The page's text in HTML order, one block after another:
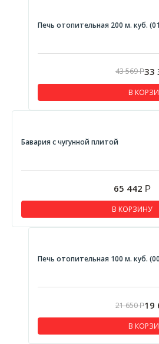
Печь отопительная 200 м. куб.
43 569Р33
В
Бавария с чугунной плитой
65 442 Р
В КОРЗИНУ
Печь отопительная 100 м. куб.
21 650Р19
В